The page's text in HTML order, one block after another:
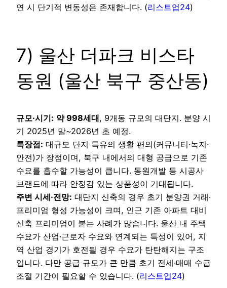
연 시 단기적 변동성은 존재합니다. (리스트업24)
7) 울산 더파크 비스타
동원 (울산 북구 중산동)
규모·시기: 약 998세대, 9개동 규모의 대단지. 분양 시
기 2025년 말~2026년 초 예정.
특장점: 대규모 단지 특유의 생활 편의(커뮤니티·녹지·
안전)가 장점이며, 북구 내에서의 대형 공급으로 기존
수요를 흡수할 가능성이 큽니다. 동원개발 등 시공사
브랜드에 따라 안정감 있는 상품성이 기대됩니다.
주변 시세·전망: 대단지 신축의 경우 초기 분양권 거래·
프리미엄 형성 가능성이 크며, 인근 기존 아파트 대비
신축 프리미엄이 붙는 사례가 많습니다. 울산 내 주택
수요가 산업·근로자 수요와 연계되는 특성이 있어, 지
역 산업 경기가 호전될 경우 수요가 탄탄해지는 구조
입니다. 다만 공급 규모가 큰 만큼 초기 전세·매매 수급
조절 기간이 필요할 수 있습니다. (리스트업24)